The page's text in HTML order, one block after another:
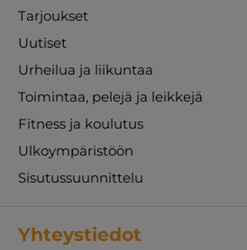
Tarjoukset
Uutiset
Urheilua ja liikuntaa
Toimintaa, pelejä ja leikkejä
Fitness ja koulutus
Ulkoympäristöön
Sisutussuunnittelu
Yhteystiedot